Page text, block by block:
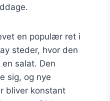
en populær ret i
steder, hvor den
salat. Den
sig, og nye
bliver konstant